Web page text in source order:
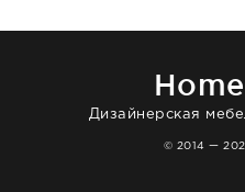
Дизайнерская
© 2014 —